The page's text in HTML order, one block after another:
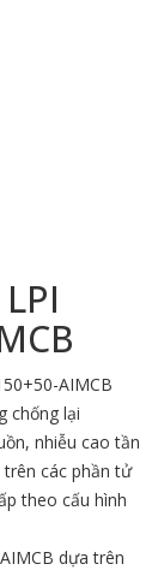
AIMCB
chống lại
nhiễu cao tần
các phần tử
theo cấu hình
dựa trên